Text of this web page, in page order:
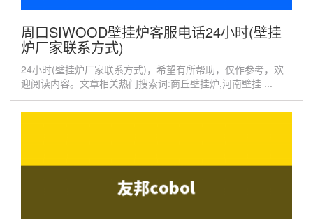
周口SIWOOD壁挂炉客服电话24小时(壁挂
炉厂家联系方式)
24小时(壁挂炉厂家联系方式)，希望有所帮助，仅作参考，欢
迎阅读内容。文章相关热门搜索词:商丘壁挂炉,河南壁挂 ...